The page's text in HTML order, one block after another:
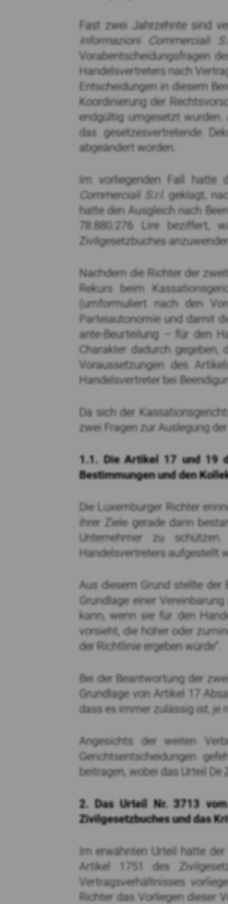
Fast zwei Jahrzehnte sind
Informazioni Commerciali
Vorabentscheidungsfragen
Handelsvertreters nach
Entscheidungen in diesem
Koordinierung der
endgültig umgesetzt
das gesetzesvertretende
abgeändert worden.
Im vorliegenden Fall hatte
Commerciali S.r.l. geklagt,
hatte den Ausgleich nach
78.880.276 Lire beziffert,
Zivilgesetzbuches
Nachdem die Richter der
Rekurs beim
(umformuliert nach den
Parteiautonomie und damit
ante-Beurteilung – für den
Charakter dadurch
Voraussetzungen des
Handelsvertreter bei
Da sich der
zwei Fragen zur Auslegung
1.1. Die Artikel 17 und 19
Bestimmungen und den
Die Luxemburger Richter
ihrer Ziele gerade darin
Unternehmer zu
Handelsvertreters aufgestellt
Aus diesem Grund stellte der
Grundlage einer
kann, wenn sie für den
vorsieht, die höher oder
der Richtlinie ergeben würde“.
Bei der Beantwortung der
Grundlage von Artikel 17
dass es immer zulässig ist, je
Angesichts der weiten
Gerichtsentscheidungen
beitragen, wobei das Urteil De
2. Das Urteil Nr. 3713
Zivilgesetzbuches und das
Im erwähnten Urteil hatte
Artikel 1751 des
Vertragsverhältnisses
Richter das Vorliegen dieser